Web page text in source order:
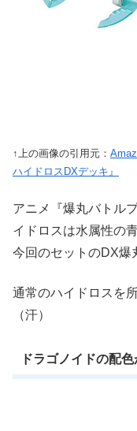
↑上の画像の引用元：
ハイドロスDXデッキ』
アニメ『爆丸バトル
イドロスは水属性の
今回のセットのDX爆
通常のハイドロスを
（汗）
ドラゴノイドの配